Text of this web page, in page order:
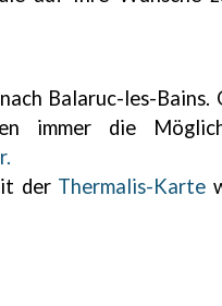
Balaruc-les-
immer die
der Thermalis-Karte